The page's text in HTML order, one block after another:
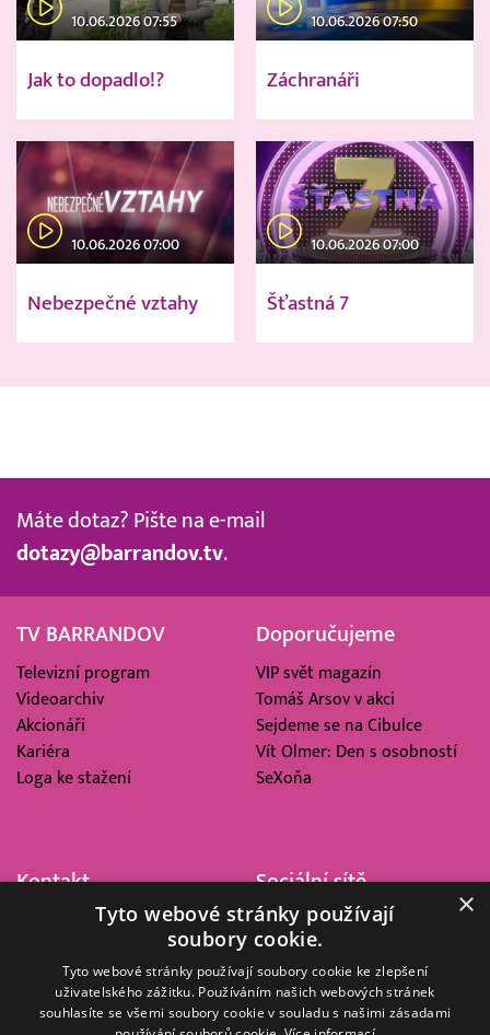
10.06.2026 07:55
Jak to dopadlo!?
10.06.2026 07:50
Záchranáři
10.06.2026 07:00
Nebezpečné vztahy
10.06.2026 07:00
Šťastná 7
Máte dotaz? Pište na e-mail
dotazy@barrandov.tv.
TV BARRANDOV
Televizní program
Videoarchiv
Akcionáři
Kariéra
Loga ke stažení
Doporučujeme
VIP svět magazín
Tomáš Arsov v akci
Sejdeme se na Cibulce
Vít Olmer: Den s osobností
SeXoňa
Kontakt
Barrandov Televizní Studio,
Kříženeckého nám. 322
152 00 Praha 5
IČ 416 93 311
Sociální sítě
×
Tyto webové stránky používají
soubory cookie.
Tyto webové stránky používají soubory cookie ke zlepšení
uživatelského zážitku. Používáním našich webových stránek
souhlasíte se všemi soubory cookie v souladu s našimi zásadami